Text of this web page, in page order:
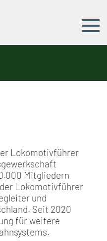
Lokomotivführer
Mitgliedern
Lokomotivführer
und
Seit 2020
für weitere